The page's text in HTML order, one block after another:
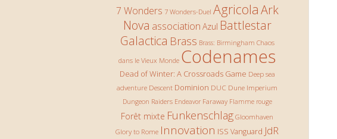
7 Wonders 7 Wonders-Duel AgricolaArk
Nova association Azul Battlestar
Galactica Brass Brass: Birmingham Chaos
dans le Vieux Monde Codenames
Dead of Winter: A Crossroads Game Deep sea
adventure Descent Dominion DUC Dune Imperium
Dungeon Raiders Endeavor Faraway Flamme rouge
Forêt mixte Funkenschlag Gloomhaven
Glory to Rome Innovation ISS Vanguard JdR